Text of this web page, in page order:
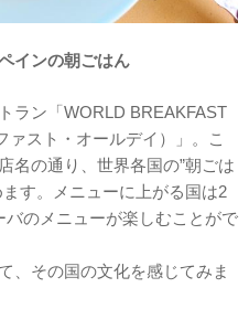
インの朝ごはん
ラン「WORLD BREAKFAST
ァスト・オールデイ）」。こ
名の通り、世界各国の”朝ごは
す。メニューに上がる国は2
のメニューが楽しむことがで
、その国の文化を感じてみま